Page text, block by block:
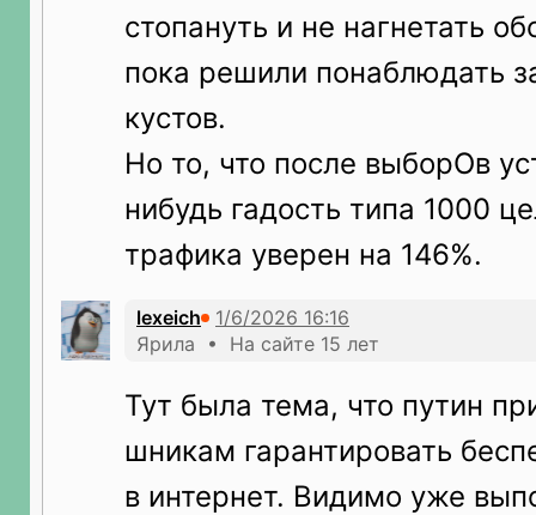
стопануть и не нагнетать
пока решили понаблюдать
кустов.
Но то, что после выборОв
нибудь гадость типа 1000
трафика уверен на 146%.
lexeich
Ярила • На сайте 15 лет
Тут была тема, что путин
шникам гарантировать
в интернет. Видимо уже